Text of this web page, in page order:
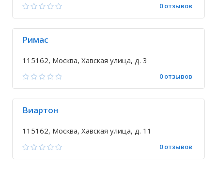
0 отзывов
Римас
115162, Москва, Хавская улица, д. 3
0 отзывов
Виартон
115162, Москва, Хавская улица, д. 11
0 отзывов